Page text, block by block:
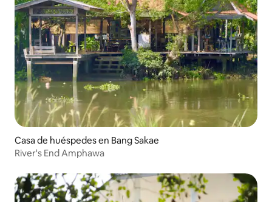
Casa de huéspedes en Bang Sakae
River's End Amphawa